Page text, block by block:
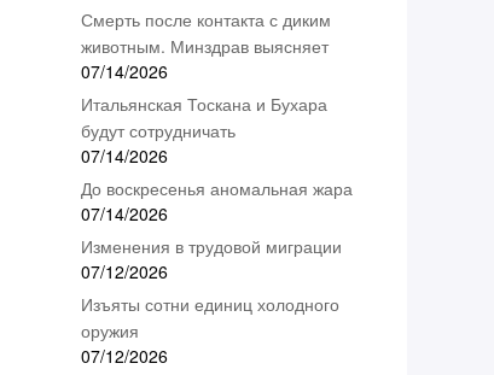
Смерть после контакта с диким
животным. Минздрав выясняет
07/14/2026
Итальянская Тоскана и Бухара
будут сотрудничать
07/14/2026
До воскресенья аномальная жара
07/14/2026
Изменения в трудовой миграции
07/12/2026
Изъяты сотни единиц холодного
оружия
07/12/2026